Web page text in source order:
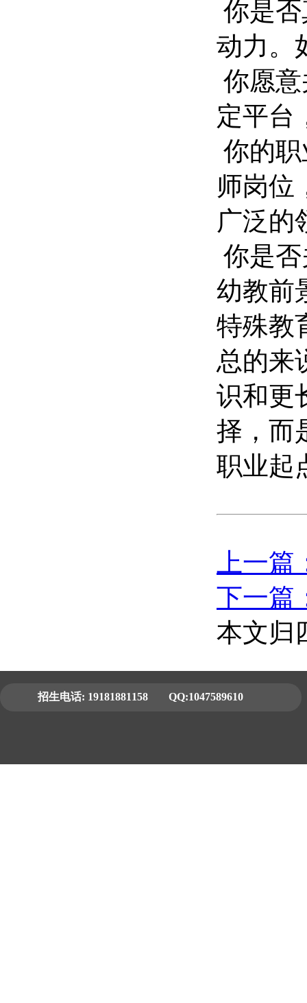
你是
动力。
你愿
定平台
你的
师岗位
广泛的
你是
幼教前
特殊教
总的来
识和更
择，而
职业起
上一
下一篇
本文归
招生电话: 19181881158 QQ:1047589610